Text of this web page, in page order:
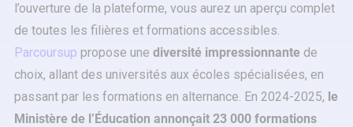
l’ouverture de la plateforme, vous aurez un aperçu complet
de toutes les filières et formations accessibles.
Parcoursup propose une diversité impressionnante de
choix, allant des universités aux écoles spécialisées, en
passant par les formations en alternance. En 2024-2025, le
Ministère de l’Éducation annonçait 23 000 formations